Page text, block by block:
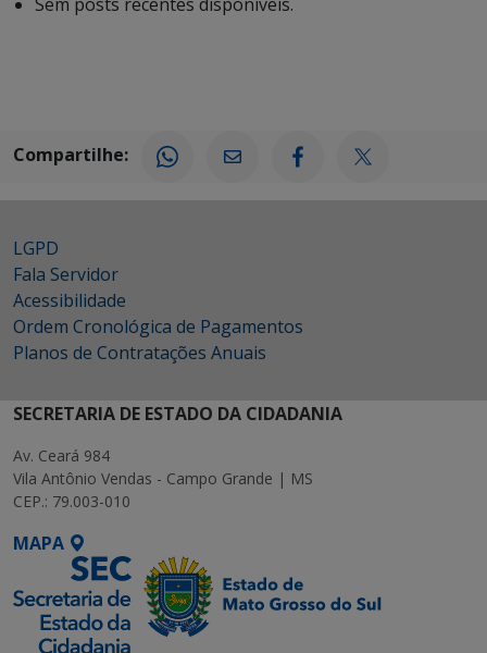
Compartilhe:
LGPD
Fala Servidor
Acessibilidade
Ordem Cronológica de Pagamentos
Planos de Contratações Anuais
SECRETARIA DE ESTADO DA CIDADANIA
Av. Ceará 984
Vila Antônio Vendas - Campo Grande | MS
CEP.: 79.003-010
MAPA